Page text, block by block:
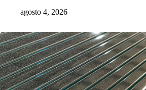
agosto 4, 2026